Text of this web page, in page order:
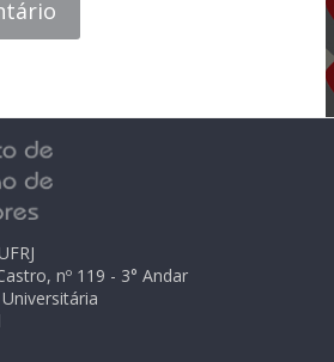
nº 119 - 3° Andar